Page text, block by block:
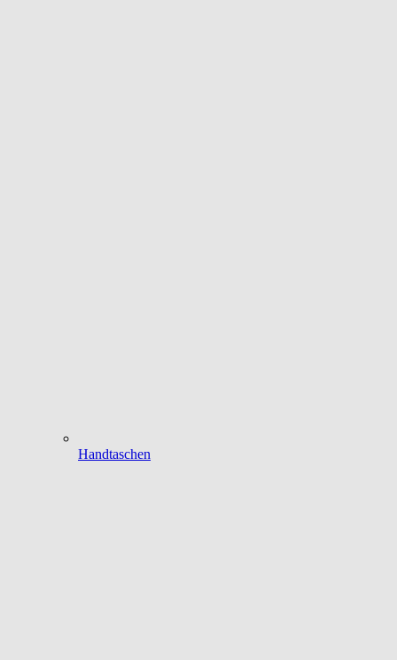
Handtaschen